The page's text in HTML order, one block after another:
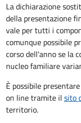
La dichiarazione
della presentazione
vale per tutti i
comunque possibile
corso dell'anno se la
nucleo familiare
È possibile
on line tramite il sito
territorio.